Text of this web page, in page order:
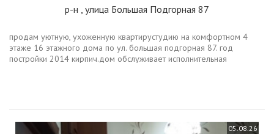
р-н , улица Большая Подгорная 87
продам уютную, ухоженную квартирустудию на комфортном 4
этаже 16 этажного дома по ул. большая подгорная 87. год
постройки 2014 кирпич.дом обслуживает исполнительная
05.08.26